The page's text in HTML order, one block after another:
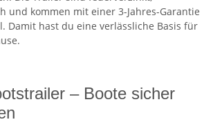
und kommen mit einer 3-Jahres-Garantie
Damit hast du eine verlässliche Basis für
– Boote sicher